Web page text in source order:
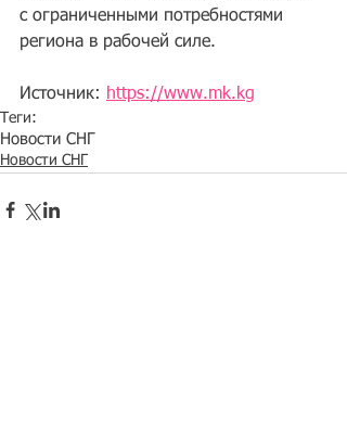
с ограниченными потребностями
региона в рабочей силе.
Источник: https://www.mk.kg
Теги:
Новости СНГ
Новости СНГ